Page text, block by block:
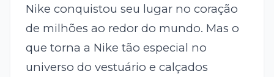
Nike conquistou seu lugar no coração
de milhões ao redor do mundo. Mas o
que torna a Nike tão especial no
universo do vestuário e calçados